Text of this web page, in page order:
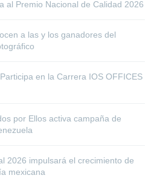
al Premio Nacional de Calidad 2026
a las y los ganadores del
en la Carrera IOS OFFICES
por Ellos activa campaña de
2026 impulsará el crecimiento de
mexicana